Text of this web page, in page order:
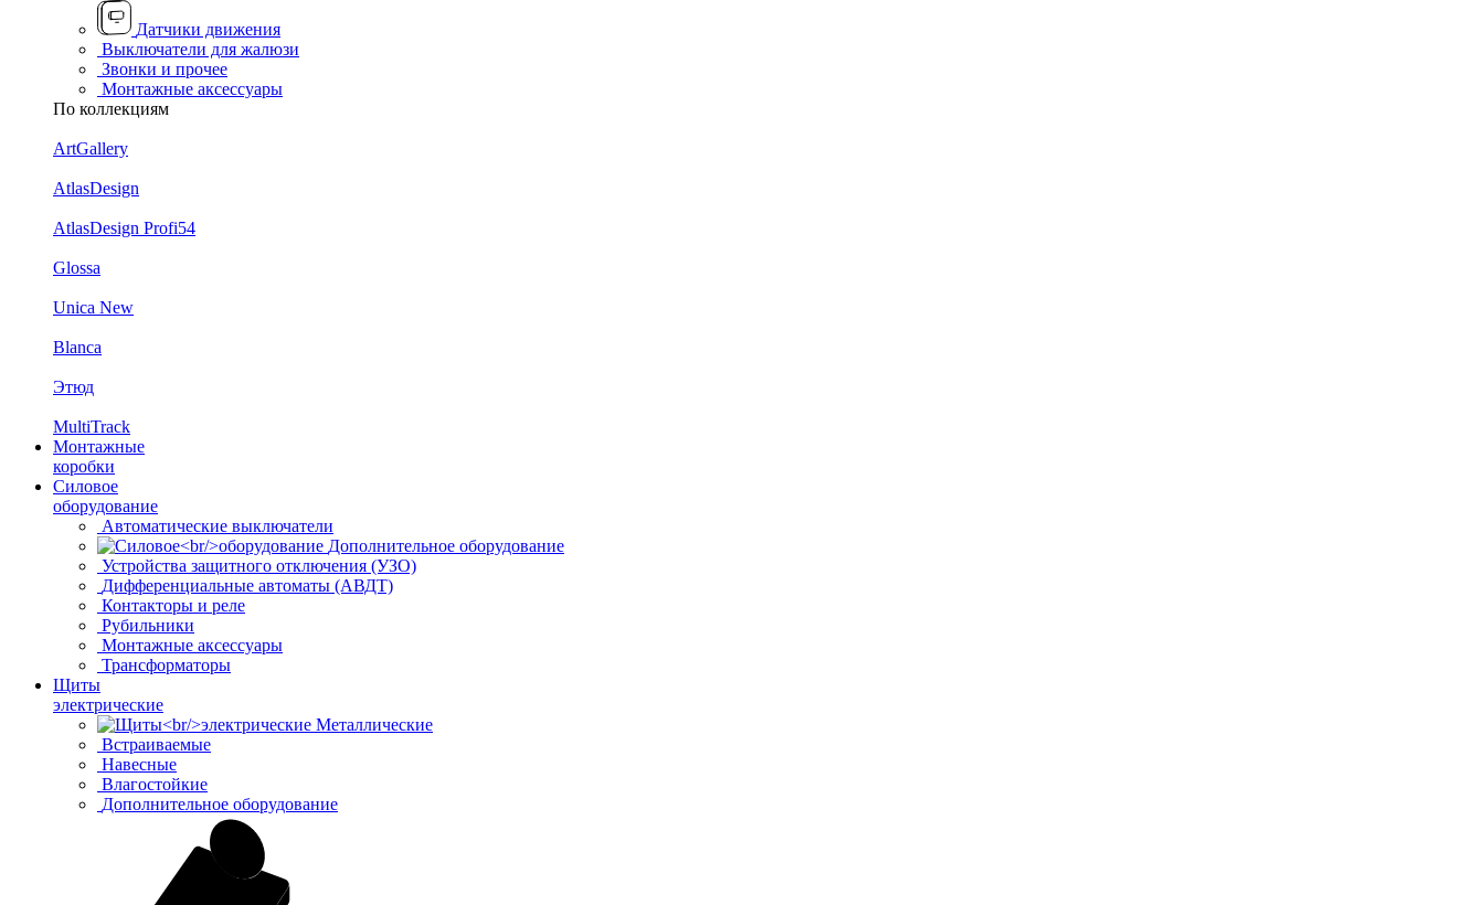
Датчики движения
Выключатели для жалюзи
Звонки и прочее
Монтажные аксессуары
По коллекциям
ArtGallery
AtlasDesign
AtlasDesign Profi54
Glossa
Unica New
Blanca
Этюд
MultiTrack
Монтажные
коробки
Силовое
оборудование
Автоматические выключатели
Дополнительное оборудование
Устройства защитного отключения (УЗО)
Дифференциальные автоматы (АВДТ)
Контакторы и реле
Рубильники
Монтажные аксессуары
Трансформаторы
Щиты
электрические
Металлические
Встраиваемые
Навесные
Влагостойкие
Дополнительное оборудование